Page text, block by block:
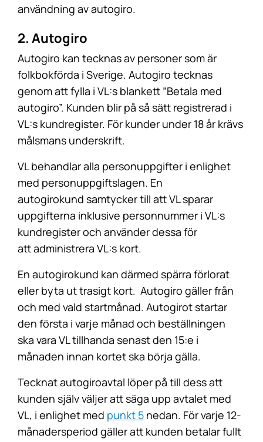
användning av autogiro.
2. Autogiro
Autogiro kan tecknas av personer som är
folkbokförda i Sverige. Autogiro tecknas
genom att fylla i VL:s blankett ”Betala med
autogiro”. Kunden blir på så sätt registrerad i
VL:s kundregister. För kunder under 18 år krävs
målsmans underskrift.
VL behandlar alla personuppgifter i enlighet
med personuppgiftslagen. En
autogirokund samtycker till att VL sparar
uppgifterna inklusive personnummer i VL:s
kundregister och använder dessa för
att administrera VL:s kort.
En autogirokund kan därmed spärra förlorat
eller byta ut trasigt kort. Autogiro gäller från
och med vald startmånad. Autogirot startar
den första i varje månad och beställningen
ska vara VL tillhanda senast den 15:e i
månaden innan kortet ska börja gälla.
Tecknat autogiroavtal löper på till dess att
kunden själv väljer att säga upp avtalet med
VL, i enlighet med punkt 5 nedan. För varje 12-
månadersperiod gäller att kunden betalar fullt